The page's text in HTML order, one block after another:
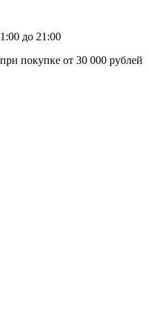
до 21:00
покупке от 30 000 рублей